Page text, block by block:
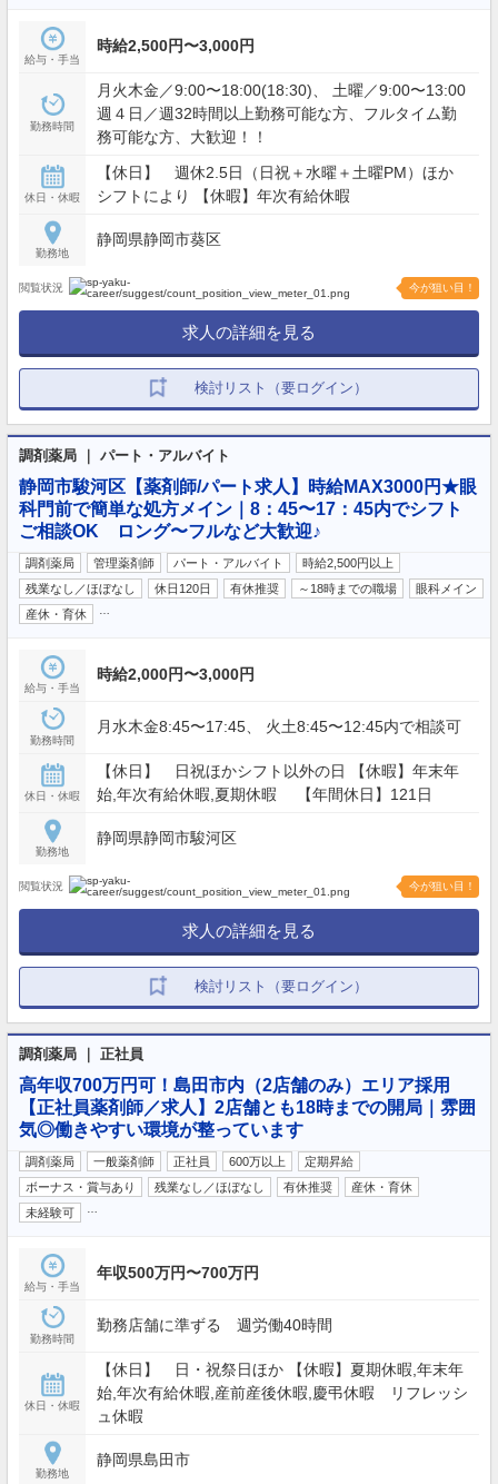
給与・手当
時給2,500円〜3,000円
勤務時間
月火木金／9:00〜18:00(18:30)、 土曜／9:00〜13:00
週４日／週32時間以上勤務可能な方、フルタイム勤
務可能な方、大歓迎！！
休日・休暇
【休日】 週休2.5日（日祝＋水曜＋土曜PM）ほか
シフトにより 【休暇】年次有給休暇
勤務地
静岡県静岡市葵区
閲覧状況 今が狙い目！
求人の詳細を見る
検討リスト（要ログイン）
調剤薬局 ｜ パート・アルバイト
静岡市駿河区【薬剤師/パート求人】時給MAX3000円★眼
科門前で簡単な処方メイン｜8：45〜17：45内でシフト
ご相談OK ロング〜フルなど大歓迎♪
調剤薬局 管理薬剤師 パート・アルバイト
時給2,500円以上
残業なし／ほぼなし
休日120日 有休推奨 ～18時までの職場
眼科メイン
産休・育休
給与・手当
時給2,000円〜3,000円
勤務時間
月水木金8:45〜17:45、 火土8:45〜12:45内で相談可
休日・休暇
【休日】 日祝ほかシフト以外の日 【休暇】年末年
始,年次有給休暇,夏期休暇 【年間休日】121日
勤務地
静岡県静岡市駿河区
閲覧状況 今が狙い目！
求人の詳細を見る
検討リスト（要ログイン）
調剤薬局 ｜ 正社員
高年収700万円可！島田市内（2店舗のみ）エリア採用
【正社員薬剤師／求人】2店舗とも18時までの開局｜雰囲
気◎働きやすい環境が整っています
調剤薬局 一般薬剤師 正社員 600万以上
定期昇給
ボーナス・賞与あり
残業なし／ほぼなし 有休推奨
産休・育休
未経験可
給与・手当
年収500万円〜700万円
勤務時間
勤務店舗に準ずる 週労働40時間
休日・休暇
【休日】 日・祝祭日ほか 【休暇】夏期休暇,年末年
始,年次有給休暇,産前産後休暇,慶弔休暇 リフレッシ
ュ休暇
勤務地
静岡県島田市